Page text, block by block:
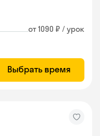
от 1090 ₽ / урок
Выбрать время